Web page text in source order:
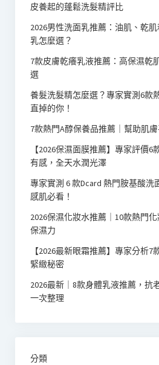
皮養起的蓬鬆洗髮精評比
2026男性洗面乳推薦：油肌、乾
乳怎麼選？
7款皮膚乾癢乳液推薦：高保濕乾
選
養髮洗髮精怎麼選？專家實測6款
直掉的你！
7款熱門A醇保養品推薦｜幫助肌
【2026保濕面膜推薦】專家評價
有感，全天水潤光澤
專家實測 6 款Dcard 熱門胺基酸
感肌必看！
2026保濕化妝水推薦｜10款熱門
保濕力
【2026最新眼霜推薦】專家分析
緊緻秘密
2026最新｜8款身體乳液推薦，抗
一次整理
分類